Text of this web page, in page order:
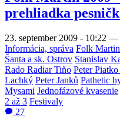
prehliadka
23. september 2009 - 10:22 —
Informácia, správa Folk Martin
Šanta a sk. Ostrov Stanislav
Rado Radiar Tiňo Peter
Lachký Peter Janků Pathetic
Mysami Jednofázové kvasenie
2 až 3 Festivaly
27